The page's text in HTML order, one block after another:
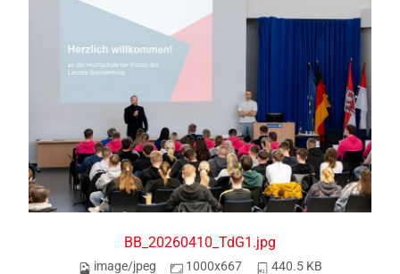
BB_20260410_TdG1.jpg
image/jpeg 1000x667 440.5 KB